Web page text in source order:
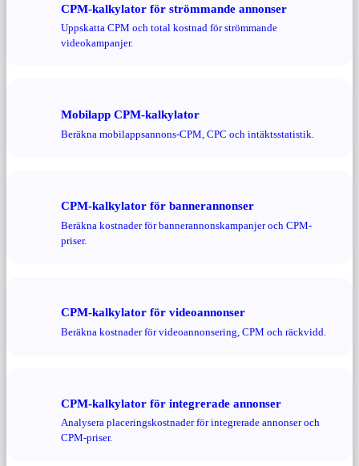
CPM-kalkylator för strömmande annonser
Uppskatta CPM och total kostnad för strömmande
videokampanjer.
Mobilapp CPM-kalkylator
Beräkna mobilappsannons-CPM, CPC och intäktsstatistik.
CPM-kalkylator för bannerannonser
Beräkna kostnader för bannerannonskampanjer och CPM-
priser.
CPM-kalkylator för videoannonser
Beräkna kostnader för videoannonsering, CPM och räckvidd.
CPM-kalkylator för integrerade annonser
Analysera placeringskostnader för integrerade annonser och
CPM-priser.